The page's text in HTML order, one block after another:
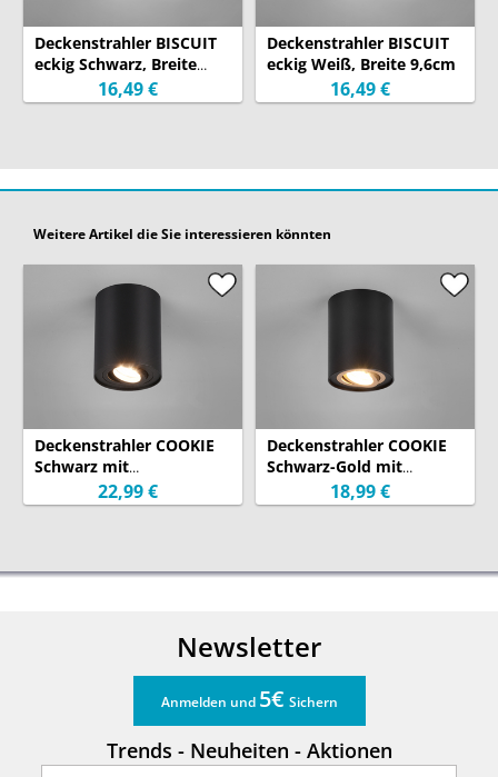
Deckenstrahler BISCUIT
eckig Schwarz, Breite
16,49 €
Deckenstrahler BISCUIT
eckig Weiß, Breite 9,6cm
16,49 €
Weitere Artikel die Sie interessieren könnten
Deckenstrahler COOKIE
Schwarz mit
schwenkbarem GU10
Spot, Ø 9,6cm
22,99 €
Deckenstrahler COOKIE
Schwarz-Gold mit
schwenkbarem GU10
Spot, Ø 9,6cm
18,99 €
Newsletter
Anmelden und 5€ Sichern
Trends - Neuheiten - Aktionen